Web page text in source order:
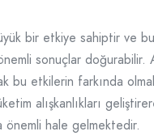
bir etkiye sahiptir ve
sonuçlar doğurabilir.
bu etkilerin farkında
alışkanlıkları
hale gelmektedir.